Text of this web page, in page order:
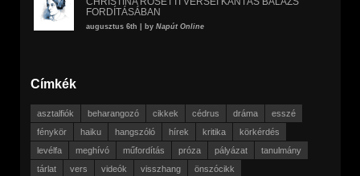
FORDÍTÁSÁBAN
augusztus 6th | by Napút Online
Címkék
asztalfiók beharangozó cikkek cédrus dráma
esszé
fénykör
haiku hangszóló hírek kritika
körkérdés
levélfa
meghívó műfordítás próza pályázat
tanulmány
tárlat
vers videók visszhang önszócikk